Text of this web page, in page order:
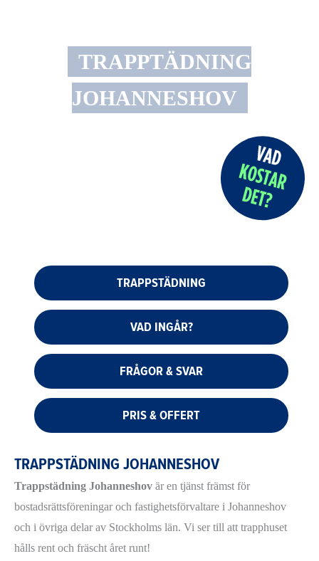
TRAPPTÄDNING
JOHANNESHOV
TRAPPSTÄDNING
VAD INGÅR?
FRÅGOR & SVAR
PRIS & OFFERT
TRAPPSTÄDNING JOHANNESHOV
Trappstädning Johanneshov är en tjänst främst för
bostadsrättsföreningar och fastighetsförvaltare i Johanneshov
och i övriga delar av Stockholms län. Vi ser till att trapphuset
hålls rent och fräscht året runt!